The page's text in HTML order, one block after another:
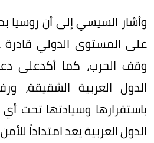
وأشار السيسي إلى أن روسيا
على المستوى الدولي قادرة
وقف الحرب، كما أكدعلى
الدول العربية الشقيقة،
باستقرارها وسيادتها تحت
الدول العربية يعد امتداداً